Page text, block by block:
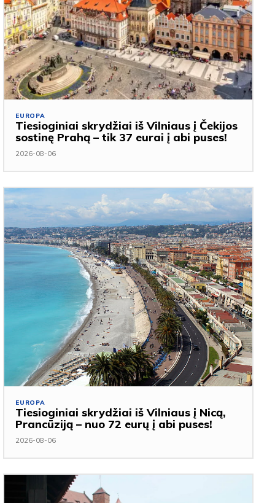
EUROPA
Tiesioginiai skrydžiai iš Vilniaus į Čekijos
sostinę Prahą – tik 37 eurai į abi puses!
2026-08-06
EUROPA
Tiesioginiai skrydžiai iš Vilniaus į Nicą,
Prancūziją – nuo 72 eurų į abi puses!
2026-08-06